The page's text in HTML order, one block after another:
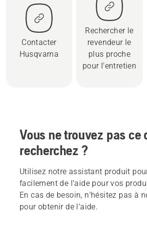
Contacter
Husqvarna
Rechercher le
revendeur le
plus proche
pour l'entretien
Vous ne trouvez pas ce
recherchez ?
Utilisez notre assistant produit
facilement de l'aide pour vos
En cas de besoin, n'hésitez pas à
pour obtenir de l'aide.